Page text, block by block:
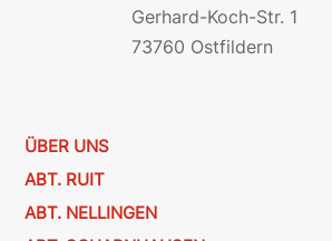
Gerhard-Koch-Str. 1
73760 Ostfildern
ÜBER UNS
ABT. RUIT
ABT. NELLINGEN